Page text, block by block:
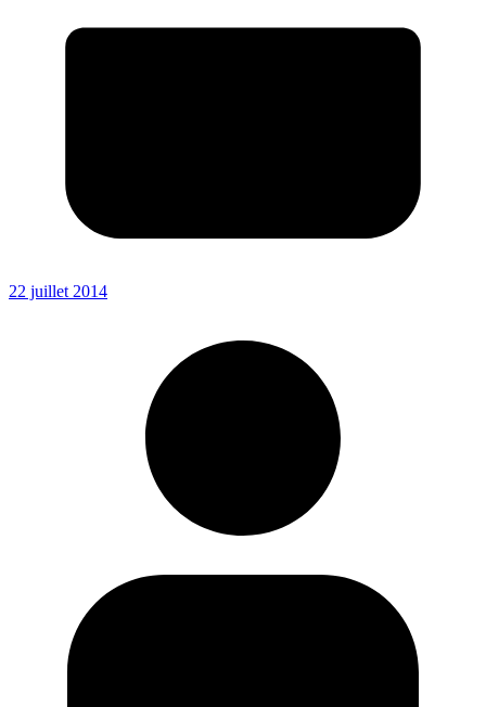
22 juillet 2014